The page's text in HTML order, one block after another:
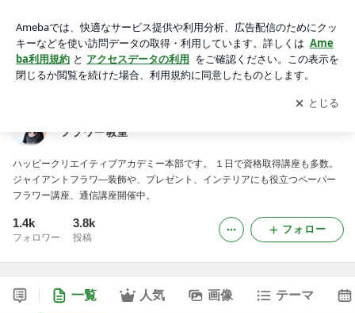
教室
アプリをダウンロードして ブログの更新通知
を受け取りまし
ょう。
開く
フラワー教室
ハッピークリエイティブアカデミー本部です。 １日で資格取得講座も多数。
ジャイアントフラワ―装飾や、プレゼント、インテリアにも役立つペーパー
フラワー講座、通信講座開催中。
1.4k
フォロワー
3.8k
投稿
フォロー
一覧 人気 画像 テーマ